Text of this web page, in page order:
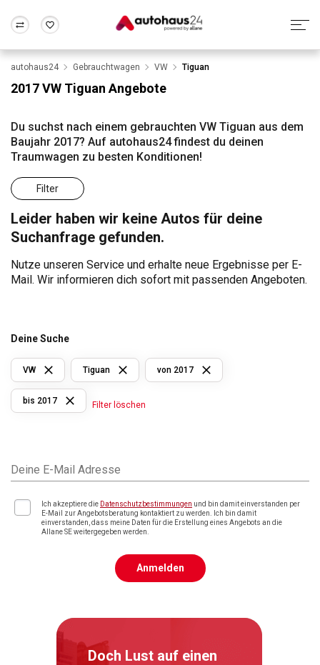
Wir bewerten dein Auto
Alle Fragen & Antworten
Rund um die Inzahlungnahme
Frankfurt Wuppertal
autohaus24 Gebrauchtwagen VW Tiguan
2017 VW Tiguan Angebote
Du suchst nach einem gebrauchten VW Tiguan aus dem
Baujahr 2017? Auf autohaus24 findest du deinen
Traumwagen zu besten Konditionen!
Filter
Leider haben wir keine Autos für deine
Suchanfrage gefunden.
Nutze unseren Service und erhalte neue Ergebnisse per E-
Mail. Wir informieren dich sofort mit passenden Angeboten.
Deine Suche
VW Tiguan von 2017
bis 2017 Filter löschen
Deine E-Mail Adresse
Ich akzeptiere die Datenschutzbestimmungen und bin damit einverstanden per
E-Mail zur Angebotsberatung kontaktiert zu werden. Ich bin damit
einverstanden, dass meine Daten für die Erstellung eines Angebots an die
Allane SE weitergegeben werden.
Anmelden
Doch Lust auf einen